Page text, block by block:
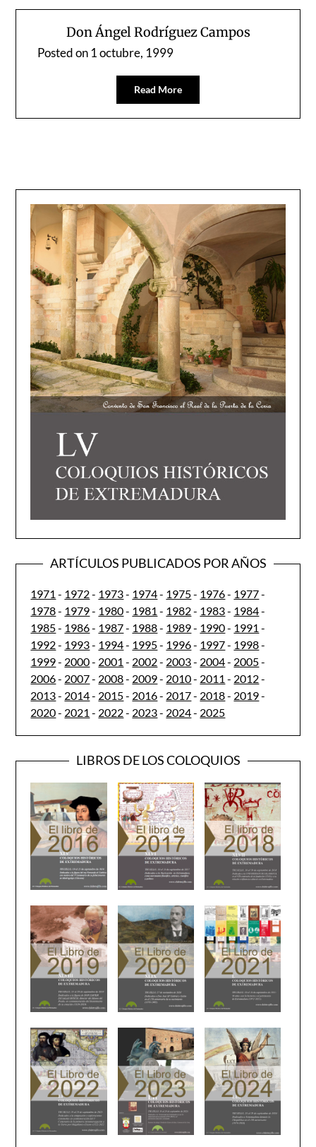
Don Ángel Rodríguez Campos
Posted on1 octubre, 1999
Read More
ARTÍCULOS PUBLICADOS POR AÑOS
1971 - 1972- 1973- 1974- 1975- 1976- 1977-
1978- 1979- 1980- 1981 - 1982- 1983- 1984-
1985- 1986- 1987- 1988- 1989- 1990- 1991 -
1992- 1993- 1994- 1995- 1996- 1997- 1998-
1999- 2000- 2001 - 2002- 2003- 2004- 2005-
2006- 2007- 2008- 2009- 2010- 2011 - 2012-
2013- 2014- 2015- 2016- 2017- 2018- 2019-
2020- 2021 - 2022- 2023- 2024- 2025
LIBROS DE LOS COLOQUIOS